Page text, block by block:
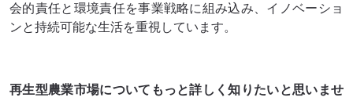
会的責任と環境責任を事業戦略に組み込み、イノベーショ
ンと持続可能な生活を重視しています。
再生型農業市場についてもっと詳しく知りたいと思いませ